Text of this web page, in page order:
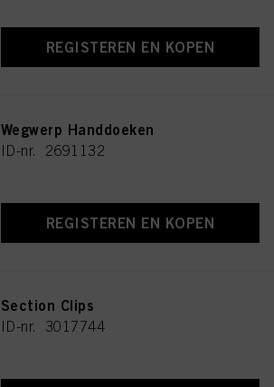
REGISTEREN EN KOPEN
Wegwerp Handdoeken
ID-nr. 2691132
REGISTEREN EN KOPEN
Section Clips
ID-nr. 3017744